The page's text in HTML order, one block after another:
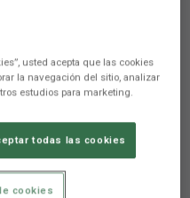
UD 2-2
Levante UD 2-2
usted acepta que las cookies
la navegación del sitio, analizar
estudios para marketing.
todas las cookies
cookies